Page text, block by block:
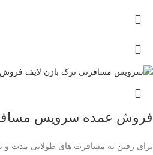
فروش عمده سرویس
برای رفتن به مسافرت های طولانی مدت و